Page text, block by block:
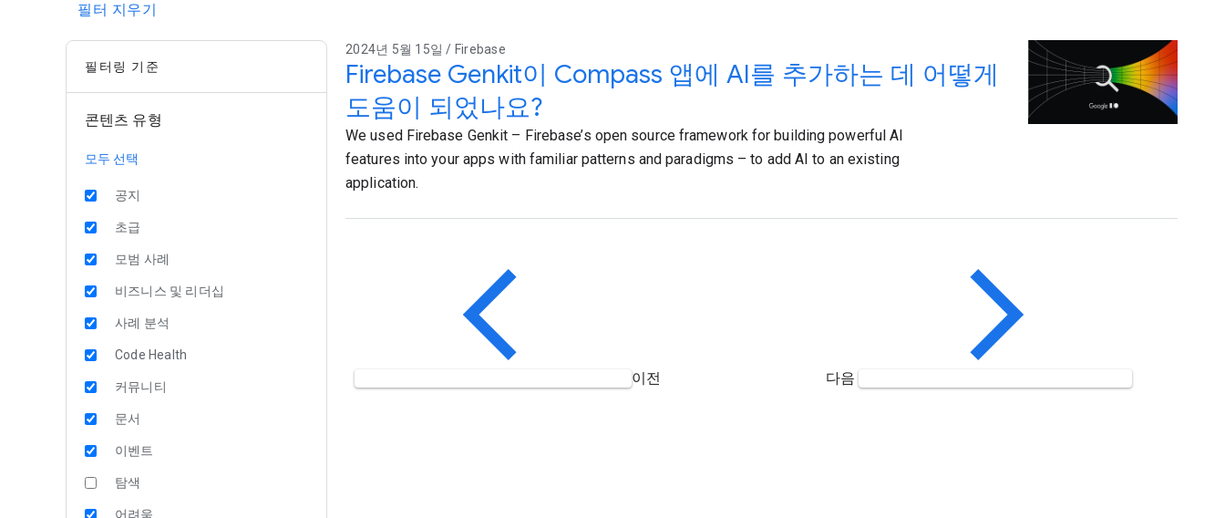
필터 지우기
필터링 기준
콘텐츠 유형
모두 선택
공지
초급
모범 사례
비즈니스 및 리더십
사례 분석
Code Health
커뮤니티
문서
이벤트
탐색
어려움
2024년 5월 15일 / Firebase
Firebase Genkit이 Compass 앱에 AI를 추가하는 데 어떻게
도움이 되었나요?
We used Firebase Genkit – Firebase’s open source framework for building powerful AI
features into your apps with familiar patterns and paradigms – to add AI to an existing
application.
이전 다음